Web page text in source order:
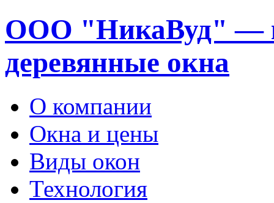
ООО "НикаВуд" —
деревянные окна
О компании
Окна и цены
Виды окон
Технология